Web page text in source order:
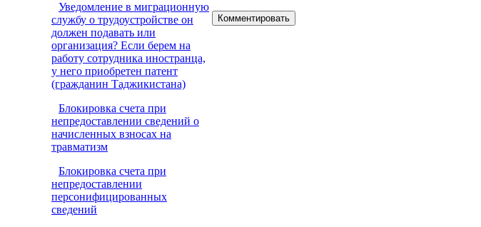
Уведомление в миграционную
службу о трудоустройстве он
должен подавать или
организация? Если берем на
работу сотрудника иностранца,
у него приобретен патент
(гражданин Таджикистана)
Блокировка счета при
непредоставлении сведений о
начисленных взносах на
травматизм
Блокировка счета при
непредоставлении
персонифицированных
сведений